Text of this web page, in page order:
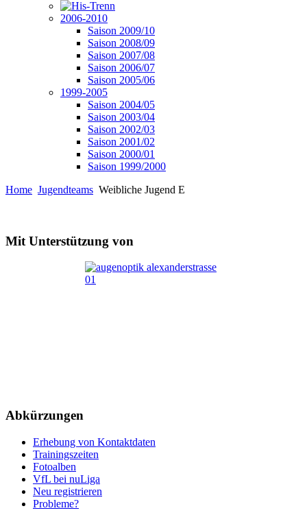
2006-2010
Saison 2009/10
Saison 2008/09
Saison 2007/08
Saison 2006/07
Saison 2005/06
1999-2005
Saison 2004/05
Saison 2003/04
Saison 2002/03
Saison 2001/02
Saison 2000/01
Saison 1999/2000
Home Jugendteams Weibliche Jugend E
Mit Unterstützung von
Abkürzungen
Erhebung von Kontaktdaten
Trainingszeiten
Fotoalben
VfL bei nuLiga
Neu registrieren
Probleme?